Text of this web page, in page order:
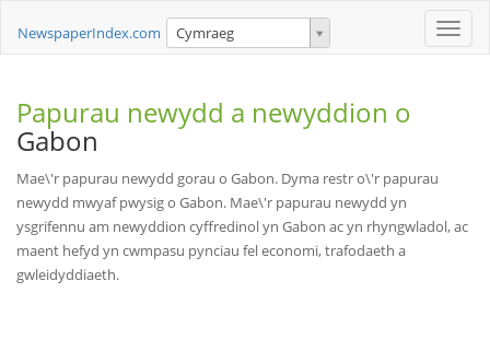
Toggle
NewspaperIndex.com Cymraeg
Papurau newydd a newyddion o
Gabon
Mae\'r papurau newydd gorau o Gabon. Dyma restr o\'r papurau
newydd mwyaf pwysig o Gabon. Mae\'r papurau newydd yn
ysgrifennu am newyddion cyffredinol yn Gabon ac yn rhyngwladol, ac
maent hefyd yn cwmpasu pynciau fel economi, trafodaeth a
gwleidyddiaeth.